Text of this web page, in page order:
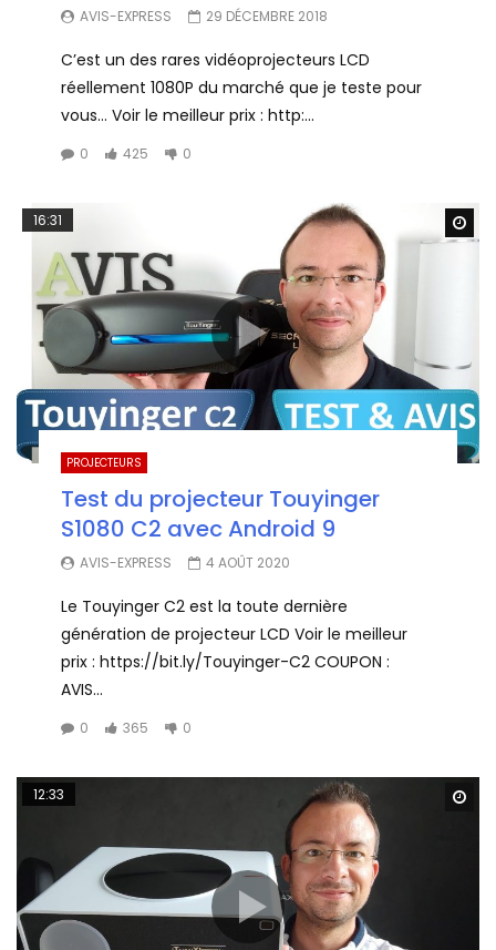
AVIS-EXPRESS 29 DÉCEMBRE 2018
C’est un des rares vidéoprojecteurs LCD
réellement 1080P du marché que je teste pour
vous… Voir le meilleur prix : http:...
0 425 0
16:31
PROJECTEURS
Test du projecteur Touyinger
S1080 C2 avec Android 9
AVIS-EXPRESS 4 AOÛT 2020
Le Touyinger C2 est la toute dernière
génération de projecteur LCD Voir le meilleur
prix : https://bit.ly/Touyinger-C2 COUPON :
AVIS...
0 365 0
12:33